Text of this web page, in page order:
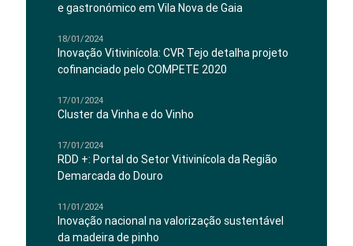
e gastronómico em Vila Nova de Gaia
18/01/2024
Inovação Vitivinícola: CVR Tejo detalha projeto
cofinanciado pelo COMPETE 2020
17/01/2024
Cluster da Vinha e do Vinho
17/01/2024
RDD +: Portal do Setor Vitivinícola da Região
Demarcada do Douro
11/01/2024
Inovação nacional na valorização sustentável
da madeira de pinho